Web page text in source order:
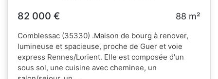
82 000 €
88 m²
Comblessac (35330) .Maison de bourg à renover,
lumineuse et spacieuse, proche de Guer et voie
express Rennes/Lorient. Elle est composée d'un
sous sol, une cuisine avec cheminee, un